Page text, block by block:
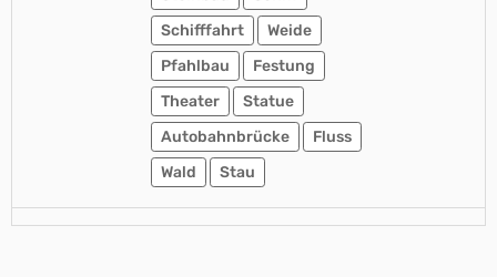
Schifffahrt
Weide
Pfahlbau
Festung
Theater
Statue
Autobahnbrücke
Fluss
Wald
Stau